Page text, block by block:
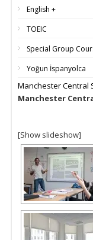
English +
TOEIC
Special Group
Yoğun İspanyolca
Manchester Central
Manchester
[Show slideshow]